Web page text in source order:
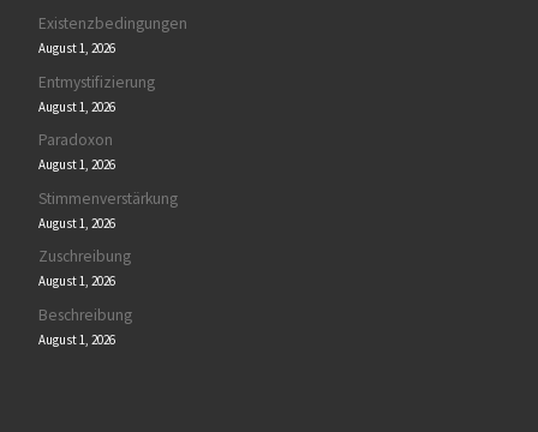
Existenzbedingungen
August 1, 2026
Entmystifizierung
August 1, 2026
Paradoxon
August 1, 2026
Stimmenverstärkung
August 1, 2026
Zuschreibung
August 1, 2026
Beschreibung
August 1, 2026